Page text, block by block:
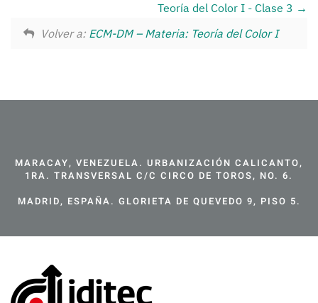
Teoría del Color I - Clase 3
Volver a: ECM-DM – Materia: Teoría del Color I
MARACAY, VENEZUELA. URBANIZACIÓN CALICANTO,
1RA. TRANSVERSAL C/C CIRCO DE TOROS, NO. 6.
MADRID, ESPAÑA. GLORIETA DE QUEVEDO 9, PISO 5.